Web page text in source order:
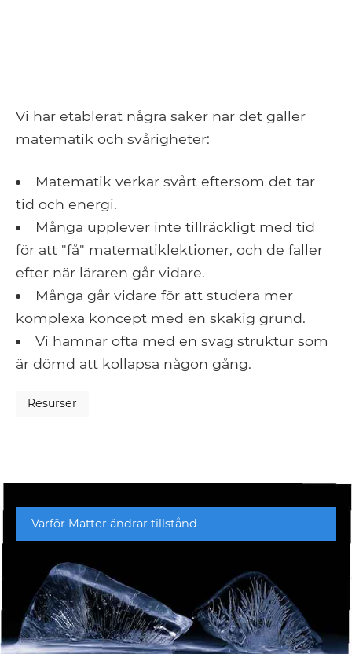
Vi har etablerat några saker när det gäller
matematik och svårigheter:
Matematik verkar svårt eftersom det tar
tid och energi.
Många upplever inte tillräckligt med tid
för att "få" matematiklektioner, och de faller
efter när läraren går vidare.
Många går vidare för att studera mer
komplexa koncept med en skakig grund.
Vi hamnar ofta med en svag struktur som
är dömd att kollapsa någon gång.
Resurser
Varför Matter ändrar tillstånd